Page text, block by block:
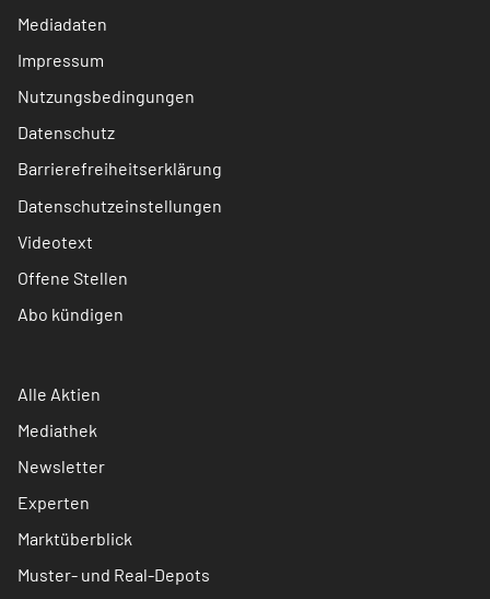
Mediadaten
Impressum
Nutzungsbedingungen
Datenschutz
Barrierefreiheitserklärung
Datenschutzeinstellungen
Videotext
Offene Stellen
Abo kündigen
Alle Aktien
Mediathek
Newsletter
Experten
Marktüberblick
Muster- und Real-Depots